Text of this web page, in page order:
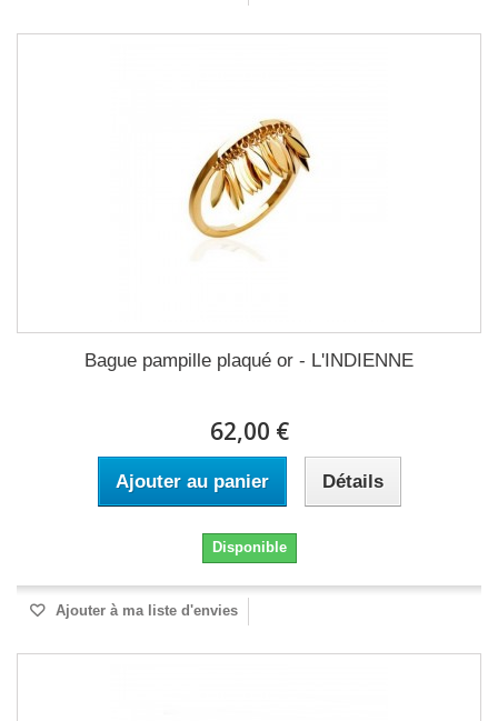
Bague pampille plaqué or - L'INDIENNE
62,00 €
Ajouter au panier Détails
Disponible
Ajouter à ma liste d'envies